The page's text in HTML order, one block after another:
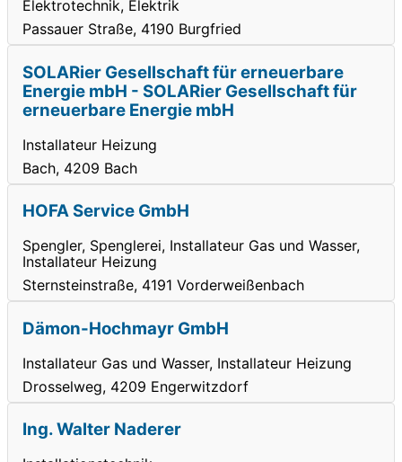
Elektrotechnik, Elektrik
Passauer Straße, 4190 Burgfried
SOLARier Gesellschaft für erneuerbare
Energie mbH - SOLARier Gesellschaft für
erneuerbare Energie mbH
Installateur Heizung
Bach, 4209 Bach
HOFA Service GmbH
Spengler, Spenglerei, Installateur Gas und Wasser,
Installateur Heizung
Sternsteinstraße, 4191 Vorderweißenbach
Dämon-Hochmayr GmbH
Installateur Gas und Wasser, Installateur Heizung
Drosselweg, 4209 Engerwitzdorf
Ing. Walter Naderer